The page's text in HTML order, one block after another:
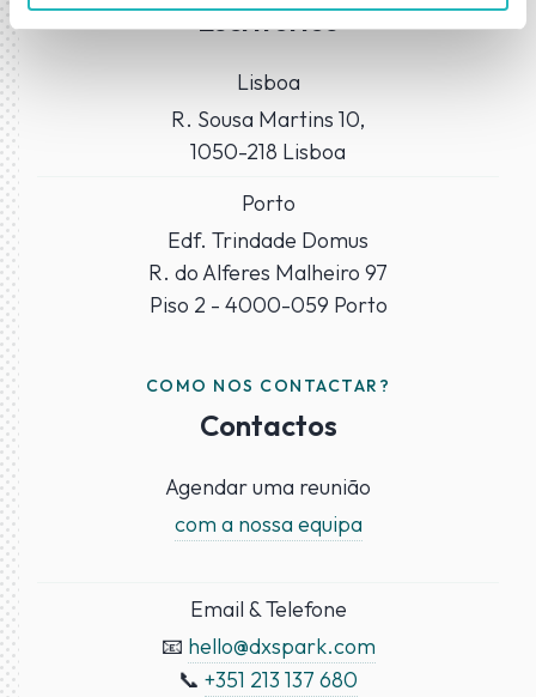
Escritórios
Lisboa
R. Sousa Martins 10,
1050-218 Lisboa
Porto
Edf. Trindade Domus
R. do Alferes Malheiro 97
Piso 2 - 4000-059 Porto
COMO NOS CONTACTAR?
Contactos
Agendar uma reunião
com a nossa equipa
Email & Telefone
📧 hello@dxspark.com
📞 +351 213 137 680